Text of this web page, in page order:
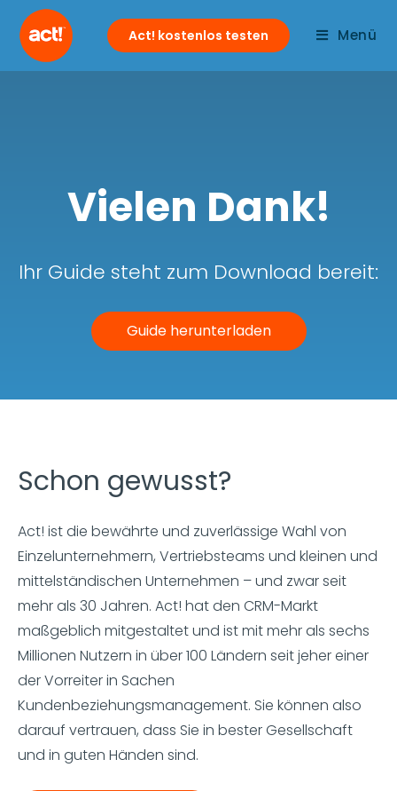
Menü
Act! kostenlos testen
Vielen Dank!
Ihr Guide steht zum Download bereit:
Guide herunterladen
Schon gewusst?
Act! ist die bewährte und zuverlässige Wahl von
Einzelunternehmern, Vertriebsteams und kleinen und
mittelständischen Unternehmen – und zwar seit
mehr als 30 Jahren. Act! hat den CRM-Markt
maßgeblich mitgestaltet und ist mit mehr als sechs
Millionen Nutzern in über 100 Ländern seit jeher einer
der Vorreiter in Sachen
Kundenbeziehungsmanagement. Sie können also
darauf vertrauen, dass Sie in bester Gesellschaft
und in guten Händen sind.